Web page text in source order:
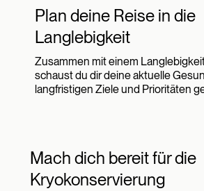
Plan deine Reise in die
Langlebigkeit
Zusammen mit einem
schaust du dir deine aktuelle
langfristigen Ziele und Prioritäten
Mach dich bereit für die
Kryokonservierung